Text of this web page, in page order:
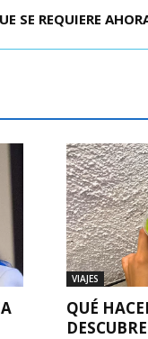
POR IPC: “LA
VIAJES
QUÉ